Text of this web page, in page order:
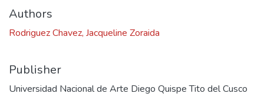
Authors
Rodriguez Chavez, Jacqueline Zoraida
Publisher
Universidad Nacional de Arte Diego Quispe Tito del Cusco